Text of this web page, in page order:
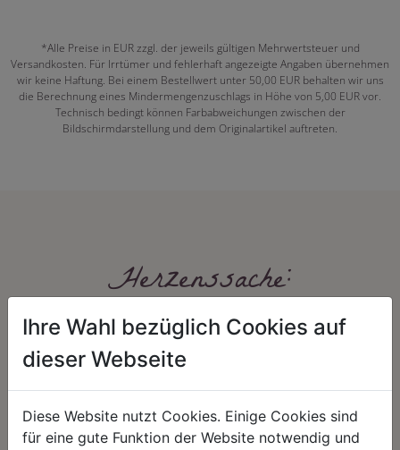
*Alle Preise in EUR zzgl. der jeweils gültigen Mehrwertsteuer und
Versandkosten. Für Irrtümer und fehlerhaft angezeigte Angaben übernehmen
wir keine Haftung. Bei einem Bestellwert unter 50,00 EUR behalten wir uns
die Berechnung eines Mindermengenzuschlags in Höhe von 5,00 EUR vor.
Technisch bedingt können Farbabweichungen zwischen der
Bildschirmdarstellung und dem Originalartikel auftreten.
Herzenssache:
Ihre Wahl bezüglich Cookies auf
dieser Webseite
Diese Website nutzt Cookies. Einige Cookies sind
für eine gute Funktion der Website notwendig und